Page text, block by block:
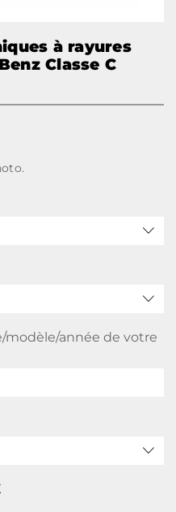
à rayures
Classe C
modèle/année de votre